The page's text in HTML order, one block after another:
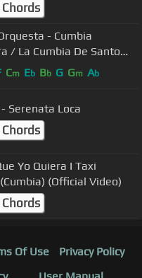
- Cumbia
/ La Cumbia De Santo
Vivo)
Cm Eb Bb G Gm Ab
- Serenata Loca
Yo Quiera I Taxi
(Official Video)
Of Use
Privacy Policy